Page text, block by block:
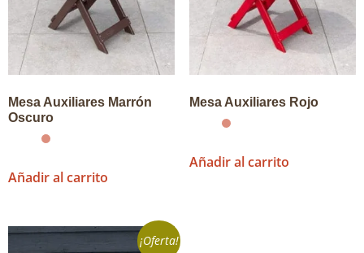
Mesa Auxiliares Marrón
Oscuro
Añadir al carrito
Mesa Auxiliares Rojo
Añadir al carrito
¡Oferta!